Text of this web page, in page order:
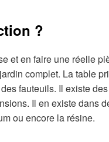
?
et en faire une réelle
complet. La table
fauteuils. Il existe
Il en existe dans
ou encore la résine.